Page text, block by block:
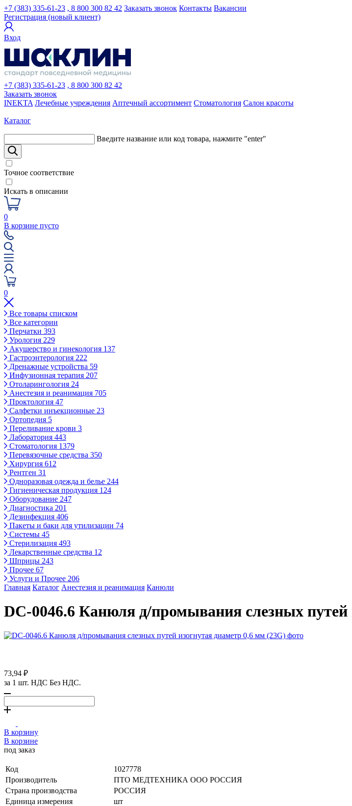
+7 (383) 335-61-23 , 8 800 300 82 42 Заказать звонок Контакты Вакансии
Регистрация (новый клиент)
Вход
+7 (383) 335-61-23 , 8 800 300 82 42
Заказать звонок
INEKTA Лечебные учреждения Аптечный ассортимент Стоматология Салон красоты
Каталог
Введите название или код товара, нажмите "enter"
Точное соответствие
Искать в описании
0
В корзине пусто
0
Все товары списком
Все категории
Перчатки 393
Урология 229
Акушерство и гинекология 137
Гастроэнтерология 222
Дренажные устройства 59
Инфузионная терапия 207
Отоларингология 24
Анестезия и реанимация 705
Проктология 47
Салфетки инъекционные 23
Ортопедия 5
Переливание крови 3
Лаборатория 443
Стоматология 1379
Перевязочные средства 350
Хирургия 612
Рентген 31
Одноразовая одежда и белье 244
Гигиеническая продукция 124
Оборудование 247
Диагностика 201
Дезинфекция 406
Пакеты и баки для утилизации 74
Системы 45
Стерилизация 493
Лекарственные средства 12
Шприцы 243
Прочее 67
Услуги и Прочее 206
Главная Каталог Анестезия и реанимация Канюли
DC-0046.6 Канюля д/промывания слезных
73,94 ₽
за 1 шт. НДС Без НДС.
В корзину
В корзине
под заказ
Код
1027778
Производитель
ПТО МЕДТЕХНИКА ООО РОССИЯ
Страна производства
РОССИЯ
Единица измерения
шт